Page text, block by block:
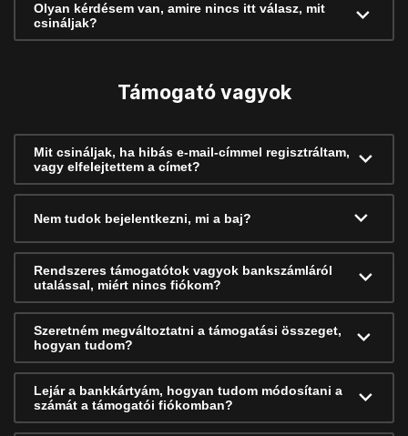
Olyan kérdésem van, amire nincs itt válasz, mit
csináljak?
Támogató vagyok
Mit csináljak, ha hibás e-mail-címmel regisztráltam,
vagy elfelejtettem a címet?
Nem tudok bejelentkezni, mi a baj?
Rendszeres támogatótok vagyok bankszámláról
utalással, miért nincs fiókom?
Szeretném megváltoztatni a támogatási összeget,
hogyan tudom?
Lejár a bankkártyám, hogyan tudom módosítani a
számát a támogatói fiókomban?